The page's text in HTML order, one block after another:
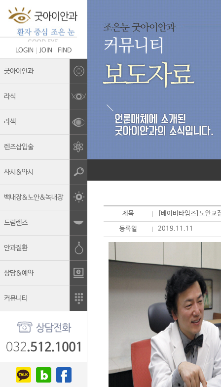
LOGIN JOIN FIND
굿아이안과
라식
라섹
렌즈삽입술
사시&약시
백내장&노안&녹내장
드림렌즈
안과질환
상담&예약
커뮤니티
Brand Story
굿아이안과의 차별화
안전관리&멸균소독
오시는길
제목
[베이비타임즈]노안교
등록일 2019.11.11